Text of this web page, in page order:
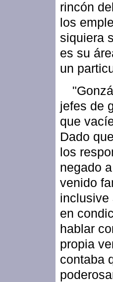
rincón
los
siquiera
es su
un
jefes de
que
Dado
los
negado
venido
inclusive
en
hablar
propia
contaba